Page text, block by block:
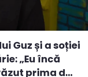
Guz și a soției
„Eu încă
prima d...